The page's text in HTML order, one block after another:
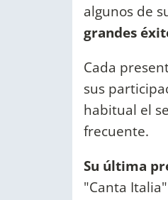
algunos de
grandes
Cada
sus
habitual el
frecuente.
Su última
"Canta